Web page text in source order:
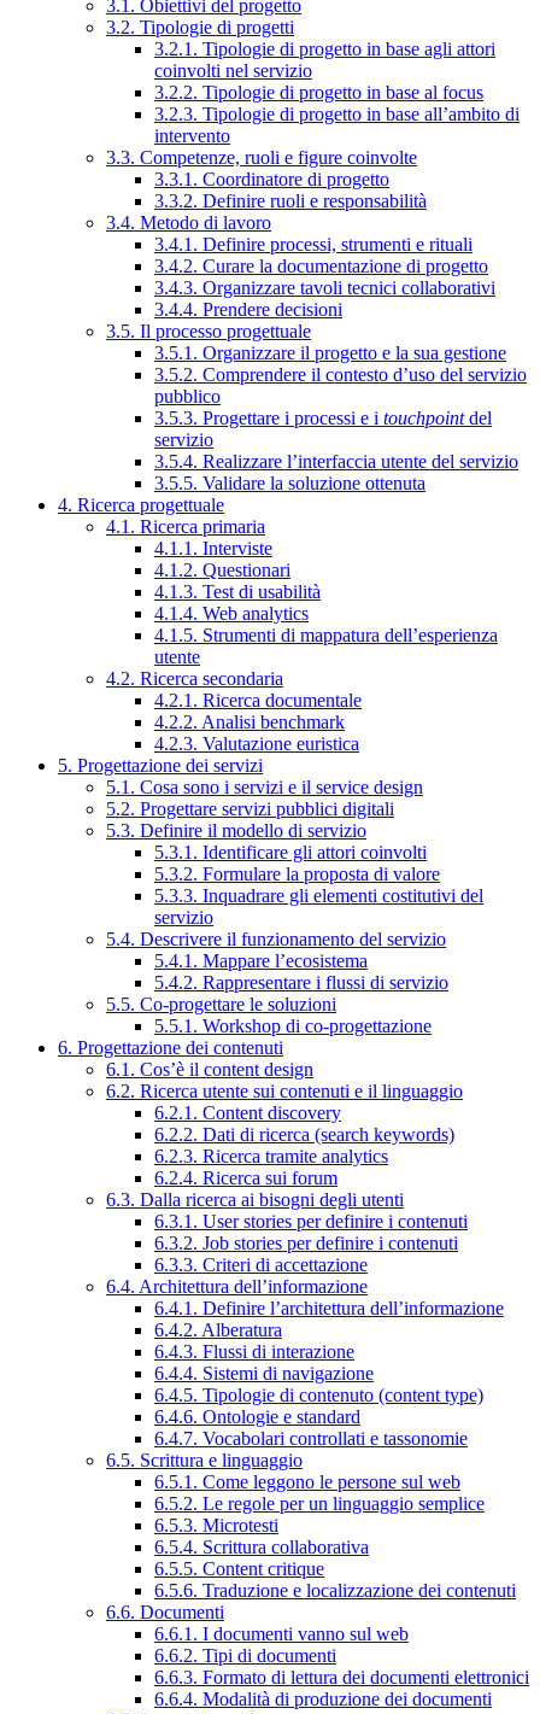
3.1. Obiettivi del progetto
3.2. Tipologie di progetti
3.2.1. Tipologie di progetto in base agli attori
coinvolti nel servizio
3.2.2. Tipologie di progetto in base al focus
3.2.3. Tipologie di progetto in base all’ambito di
intervento
3.3. Competenze, ruoli e figure coinvolte
3.3.1. Coordinatore di progetto
3.3.2. Definire ruoli e responsabilità
3.4. Metodo di lavoro
3.4.1. Definire processi, strumenti e rituali
3.4.2. Curare la documentazione di progetto
3.4.3. Organizzare tavoli tecnici collaborativi
3.4.4. Prendere decisioni
3.5. Il processo progettuale
3.5.1. Organizzare il progetto e la sua gestione
3.5.2. Comprendere il contesto d’uso del servizio
pubblico
3.5.3. Progettare i processi e i touchpointdel
servizio
3.5.4. Realizzare l’interfaccia utente del servizio
3.5.5. Validare la soluzione ottenuta
4. Ricerca progettuale
4.1. Ricerca primaria
4.1.1. Interviste
4.1.2. Questionari
4.1.3. Test di usabilità
4.1.4. Web analytics
4.1.5. Strumenti di mappatura dell’esperienza
utente
4.2. Ricerca secondaria
4.2.1. Ricerca documentale
4.2.2. Analisi benchmark
4.2.3. Valutazione euristica
5. Progettazione dei servizi
5.1. Cosa sono i servizi e il service design
5.2. Progettare servizi pubblici digitali
5.3. Definire il modello di servizio
5.3.1. Identificare gli attori coinvolti
5.3.2. Formulare la proposta di valore
5.3.3. Inquadrare gli elementi costitutivi del
servizio
5.4. Descrivere il funzionamento del servizio
5.4.1. Mappare l’ecosistema
5.4.2. Rappresentare i flussi di servizio
5.5. Co-progettare le soluzioni
5.5.1. Workshop di co-progettazione
6. Progettazione dei contenuti
6.1. Cos’è il content design
6.2. Ricerca utente sui contenuti e il linguaggio
6.2.1. Content discovery
6.2.2. Dati di ricerca (search keywords)
6.2.3. Ricerca tramite analytics
6.2.4. Ricerca sui forum
6.3. Dalla ricerca ai bisogni degli utenti
6.3.1. User stories per definire i contenuti
6.3.2. Job stories per definire i contenuti
6.3.3. Criteri di accettazione
6.4. Architettura dell’informazione
6.4.1. Definire l’architettura dell’informazione
6.4.2. Alberatura
6.4.3. Flussi di interazione
6.4.4. Sistemi di navigazione
6.4.5. Tipologie di contenuto (content type)
6.4.6. Ontologie e standard
6.4.7. Vocabolari controllati e tassonomie
6.5. Scrittura e linguaggio
6.5.1. Come leggono le persone sul web
6.5.2. Le regole per un linguaggio semplice
6.5.3. Microtesti
6.5.4. Scrittura collaborativa
6.5.5. Content critique
6.5.6. Traduzione e localizzazione dei contenuti
6.6. Documenti
6.6.1. I documenti vanno sul web
6.6.2. Tipi di documenti
6.6.3. Formato di lettura dei documenti elettronici
6.6.4. Modalità di produzione dei documenti